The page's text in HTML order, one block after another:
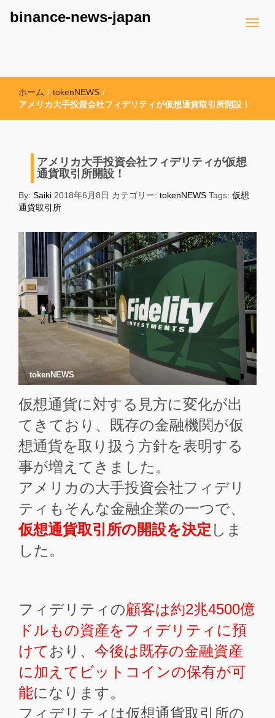
binance-news-japan
ホーム / tokenNEWS /
アメリカ大手投資会社フィデリティが仮想通貨取引所開設！
アメリカ大手投資会社フィデリティが仮想
通貨取引所開設！
By: Saiki 2018年6月8日 カテゴリー: tokenNEWS Tags: 仮想
通貨取引所
tokenNEWS
仮想通貨に対する見方に変化が出
てきており、既存の金融機関が仮
想通貨を取り扱う方針を表明する
事が増えてきました。
アメリカの大手投資会社フィデリ
ティもそんな金融企業の一つで、
仮想通貨取引所の開設を決定 しま
した。
フィデリティの顧客は約2兆4500億
ドルもの資産をフィデリティに預
けて おり、 今後は既存の金融資産
に加えてビットコインの保有が可
能になります。
フィデリティは仮想通貨取引所の